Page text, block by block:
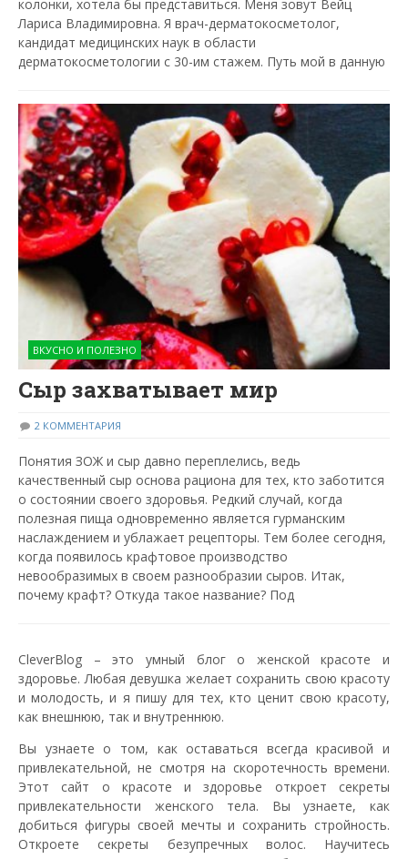
колонки, хотела бы представиться. Меня зовут Вейц
Лариса Владимировна. Я врач-дерматокосметолог,
кандидат медицинских наук в области
дерматокосметологии с 30-им стажем. Путь мой в данную
ВКУСНО И ПОЛЕЗНО
Сыр захватывает мир
2 КОММЕНТАРИЯ
Понятия ЗОЖ и сыр давно переплелись, ведь
качественный сыр основа рациона для тех, кто заботится
о состоянии своего здоровья. Редкий случай, когда
полезная пища одновременно является гурманским
наслаждением и ублажает рецепторы. Тем более сегодня,
когда появилось крафтовое производство
невообразимых в своем разнообразии сыров. Итак,
почему крафт? Откуда такое название? Под
CleverBlog – это умный блог о женской красоте и
здоровье. Любая девушка желает сохранить свою красоту
и молодость, и я пишу для тех, кто ценит свою красоту,
как внешнюю, так и внутреннюю.
Вы узнаете о том, как оставаться всегда красивой и
привлекательной, не смотря на скоротечность времени.
Этот сайт о красоте и здоровье откроет секреты
привлекательности женского тела. Вы узнаете, как
добиться фигуры своей мечты и сохранить стройность.
Откроете секреты безупречных волос. Научитесь